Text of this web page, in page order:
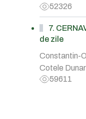
52326
7.
de zile
Constantin-
Cotele
59611